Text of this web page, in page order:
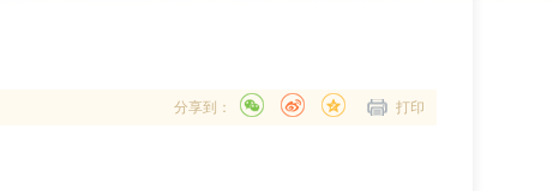
打印
分享到：